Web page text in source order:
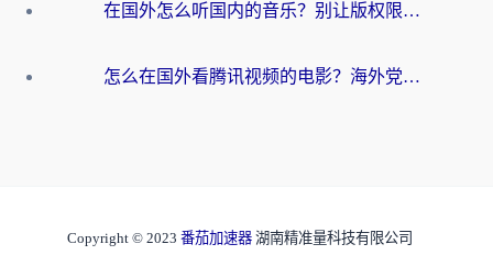
在国外怎么听国内的音乐？别让版权限制断了你的华语歌单
怎么在国外看腾讯视频的电影？海外党亲测有效的回国加速指南
Copyright © 2023 番茄加速器 湖南精准量科技有限公司